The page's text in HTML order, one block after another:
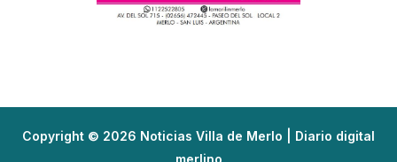
Copyright © 2026 Noticias Villa de Merlo | Diario digital
merlino